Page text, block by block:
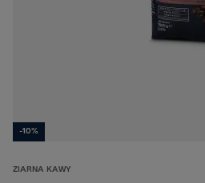
-10%
ZIARNA KAWY